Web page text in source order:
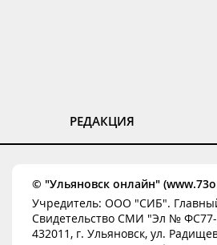
РЕДАКЦИЯ
© "Ульяновск онлайн"
Учредитель: ООО "СИБ".
Свидетельство СМИ "Эл № ФС77-
432011, г. Ульяновск, ул.